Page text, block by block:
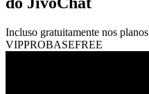
Incluso gratuitamente nos planos
VIPPROBASEFREE